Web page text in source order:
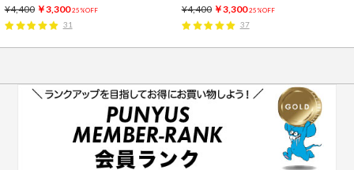
¥4,400 ￥3,300 25%OFF
31
¥4,400 ￥3,300 25%OFF
37